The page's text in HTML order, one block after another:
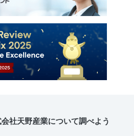
社天野産業について調べよう